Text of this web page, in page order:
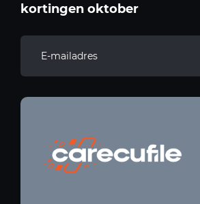
kortingen oktober